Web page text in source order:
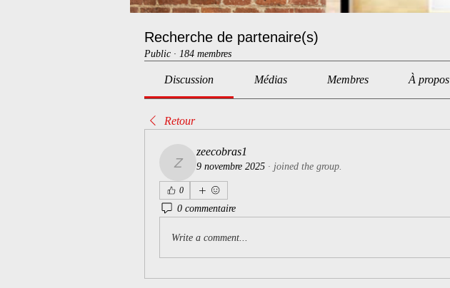
Recherche de partenaire(s)
Public · 184 membres
Discussion Médias Membres À propos
Retour
zeecobras1
zeecobras1
9 novembre 2025 · joined the group.
0
0 commentaire
Write a comment...